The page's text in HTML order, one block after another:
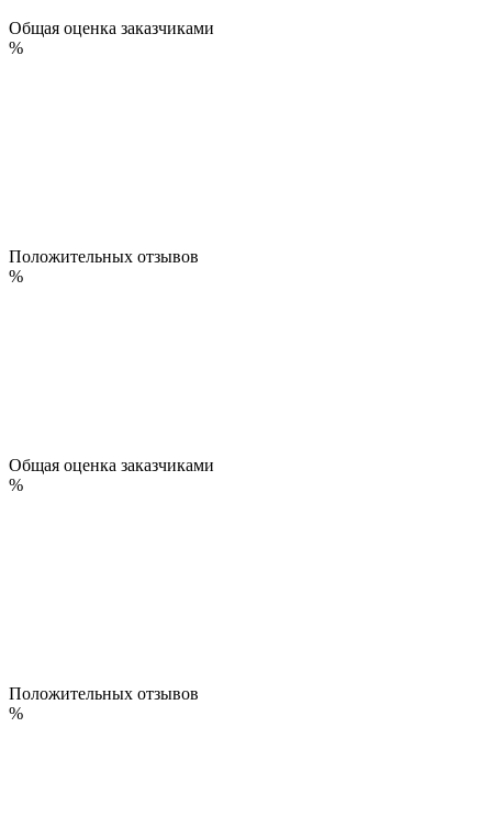
Общая оценка заказчиками
%
Положительных отзывов
%
Общая оценка заказчиками
%
Положительных отзывов
%